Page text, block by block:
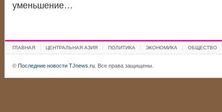
уменьшение…
ГЛАВНАЯ ЦЕНТРАЛЬНАЯ АЗИЯ ПОЛИТИКА ЭКОНОМИКА ОБЩЕСТВО
© Последние новости TJnews.ru. Все права защищены.